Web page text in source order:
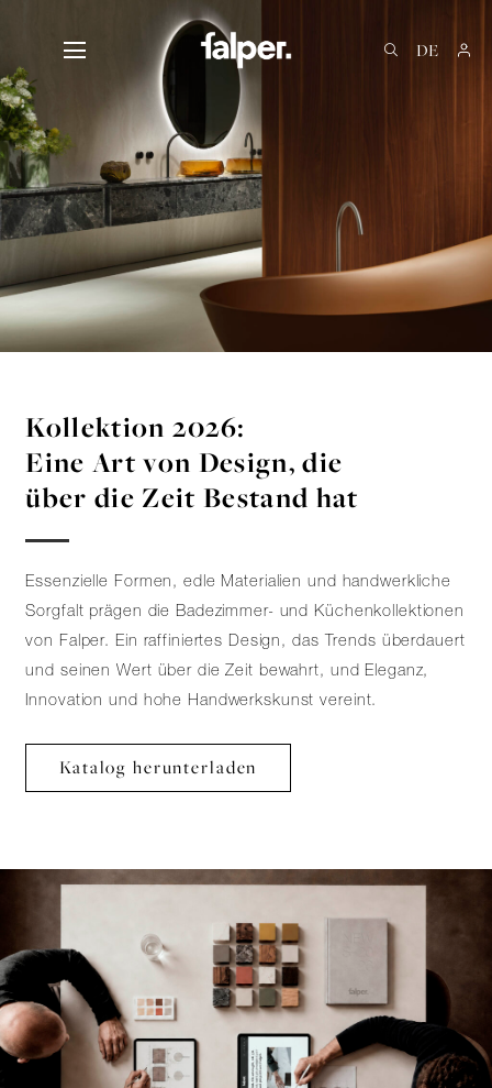
Kollektion 2026:
Eine Art von Design, die
über die Zeit Bestand hat
Essenzielle Formen, edle Materialien und handwerkliche
Sorgfalt prägen die Badezimmer- und Küchenkollektionen
von Falper. Ein raffiniertes Design, das Trends überdauert
und seinen Wert über die Zeit bewahrt, und Eleganz,
Innovation und hohe Handwerkskunst vereint.
Katalog herunterladen